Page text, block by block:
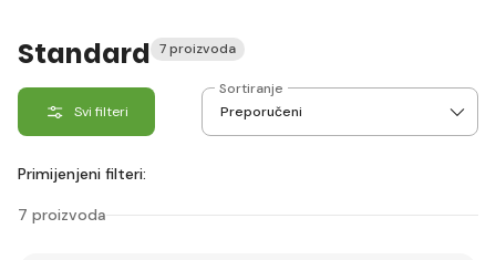
Standard 7 proizvoda
Svi filteri
Sortiranje
Primijenjeni filteri:
7 proizvoda